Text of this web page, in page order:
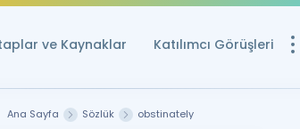
ve Kaynaklar Katılımcı Görüşleri
Ücretsiz
Ana Sayfa Sözlük obstinately